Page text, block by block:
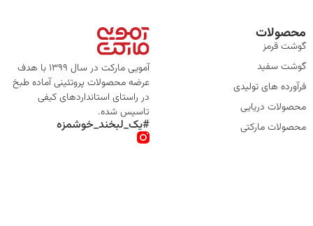
محصولات
گوشت قرمز
گوشت سفید
فرآورده های تولیدی
محصولات دریایی
محصولات مارکتی
آمویی مارکت در سال 1399 با هدف
عرضه محصولات پروتئینی آماده طبخ
در راستای استانداردهای کیفی
تاسیس شده.
#یک_لبخند_خوشمزه